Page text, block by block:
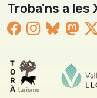
Troba'ns a les